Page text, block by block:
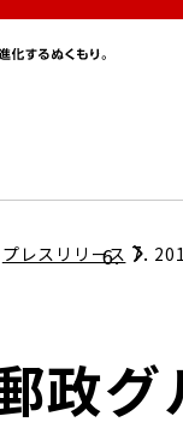
プ
プ
プレスリリース
政